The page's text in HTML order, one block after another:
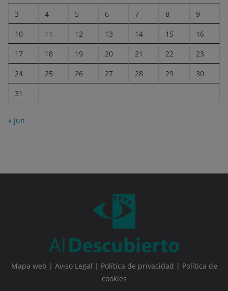
3 4 5 6 7 8 9
10 11 12 13 14 15 16
17 18 19 20 21 22 23
24 25 26 27 28 29 30
31
« Jun
Mapa web | Aviso Legal | Política de privacidad | Política de
cookies